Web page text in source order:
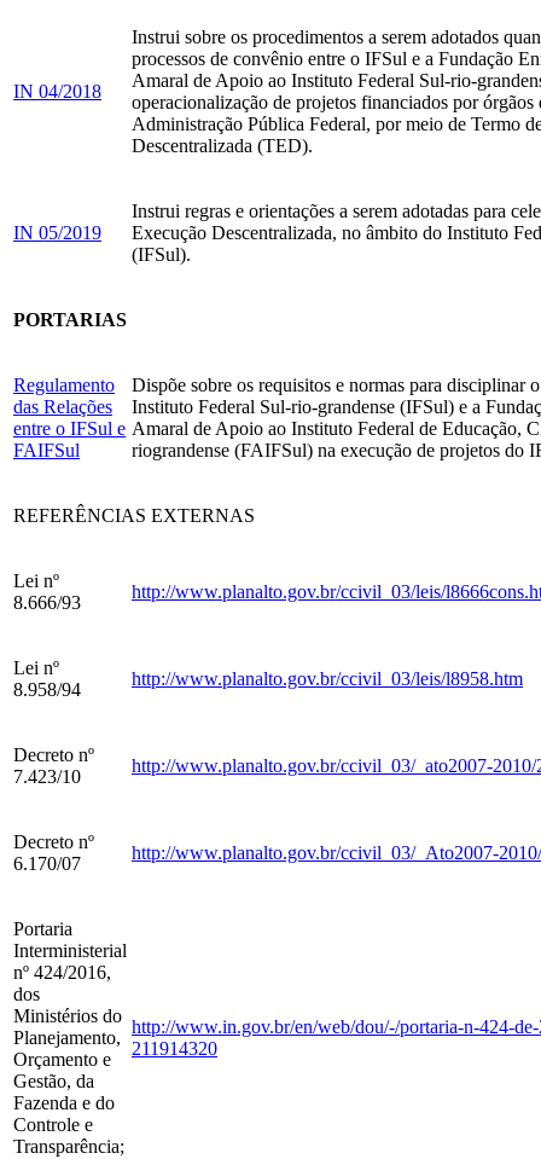
IN 04/2018
Instrui sobre os procedimentos a serem adotados
processos de convênio entre o IFSul e a Fundação
Amaral de Apoio ao Instituto Federal Sul-rio-
operacionalização de projetos financiados por órgãos
Administração Pública Federal, por meio de Termo
Descentralizada (TED).
IN 05/2019
Instrui regras e orientações a serem adotadas para
Execução Descentralizada, no âmbito do Instituto
(IFSul).
PORTARIAS
Regulamento
das Relações
entre o IFSul e
FAIFSul
Dispõe sobre os requisitos e normas para disciplinar
Instituto Federal Sul-rio-grandense (IFSul) e a
Amaral de Apoio ao Instituto Federal de Educação,
riograndense (FAIFSul) na execução de projetos do
REFERÊNCIAS EXTERNAS
Lei nº
8.666/93
http://www.planalto.gov.br/ccivil_03/leis/
Lei nº
8.958/94
http://www.planalto.gov.br/ccivil_03/leis/l8958.htm
Decreto nº
7.423/10
http://www.planalto.gov.br/ccivil_03/_ato2007-2010/
Decreto nº
6.170/07
http://www.planalto.gov.br/ccivil_03/_Ato2007-
Portaria
Interministerial
nº 424/2016,
dos
Ministérios do
Planejamento,
Orçamento e
Gestão, da
Fazenda e do
Controle e
Transparência;
http://www.in.gov.br/en/web/dou/-/portaria-n-424-
211914320